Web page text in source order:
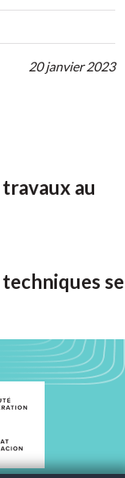
20 janvier 2023
au
se